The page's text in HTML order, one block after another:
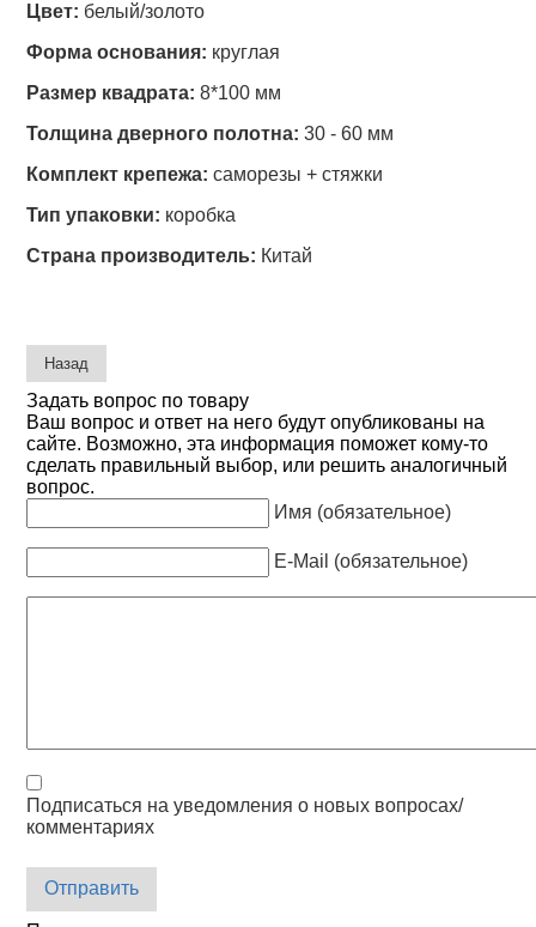
Цвет: белый/золото
Форма основания: круглая
Размер квадрата: 8*100 мм
Толщина дверного полотна: 30 - 60 мм
Комплект крепежа: саморезы + стяжки
Тип упаковки: коробка
Страна производитель: Китай
Задать вопрос по товару
Ваш вопрос и ответ на него будут опубликованы на
сайте. Возможно, эта информация поможет кому-то
сделать правильный выбор, или решить аналогичный
вопрос.
Имя (обязательное)
E-Mail (обязательное)
Подписаться на уведомления о новых вопросах/
комментариях
Отправить